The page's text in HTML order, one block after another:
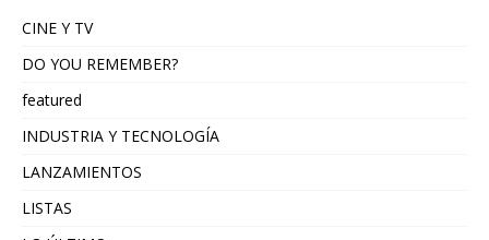
CINE Y TV
DO YOU REMEMBER?
featured
INDUSTRIA Y TECNOLOGÍA
LANZAMIENTOS
LISTAS